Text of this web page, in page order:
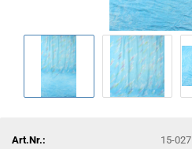
Art.Nr.:
15-027